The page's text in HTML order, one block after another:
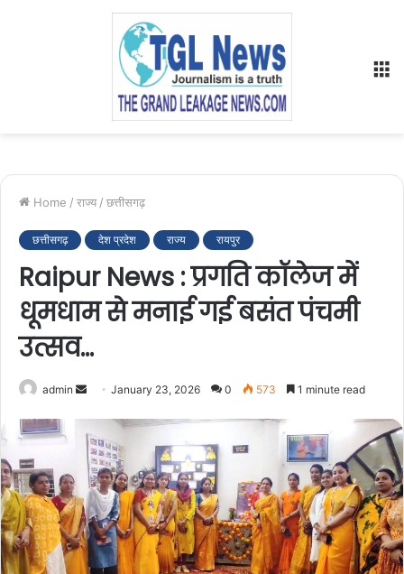
Home / राज्य / छत्तीसगढ़
छत्तीसगढ़ देश प्रदेश राज्य रायपुर
Raipur News : प्रगति कॉलेज में
धूमधाम से मनाई गई बसंत पंचमी
उत्सव…
admin
Send
email
January 23, 2026 0 573 1 minute read